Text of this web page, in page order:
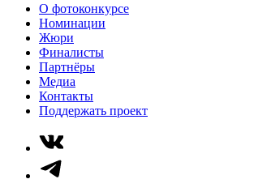
О фотоконкурсе
Номинации
Жюри
Финалисты
Партнёры
Медиа
Контакты
Поддержать проект